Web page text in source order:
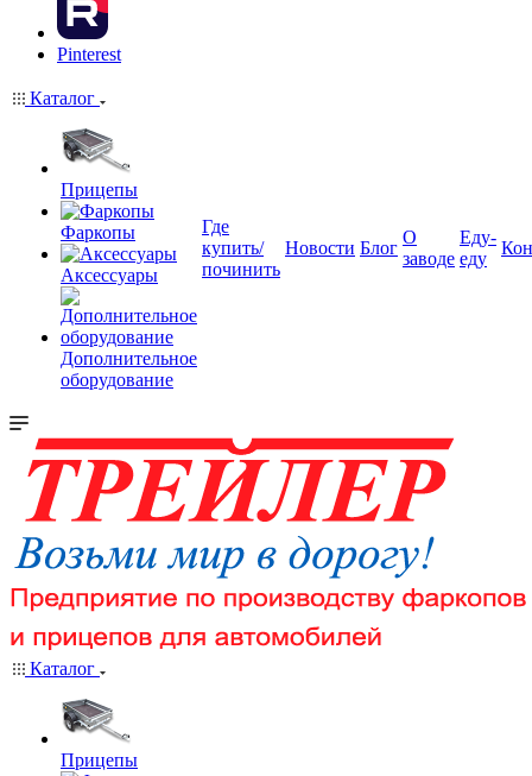
Pinterest
Каталог
Прицепы
Фаркопы
Аксессуары
Дополнительное
оборудование
Где
купить/
починить
Новости Блог
О
заводе
Еду-
еду
Каталог
Прицепы